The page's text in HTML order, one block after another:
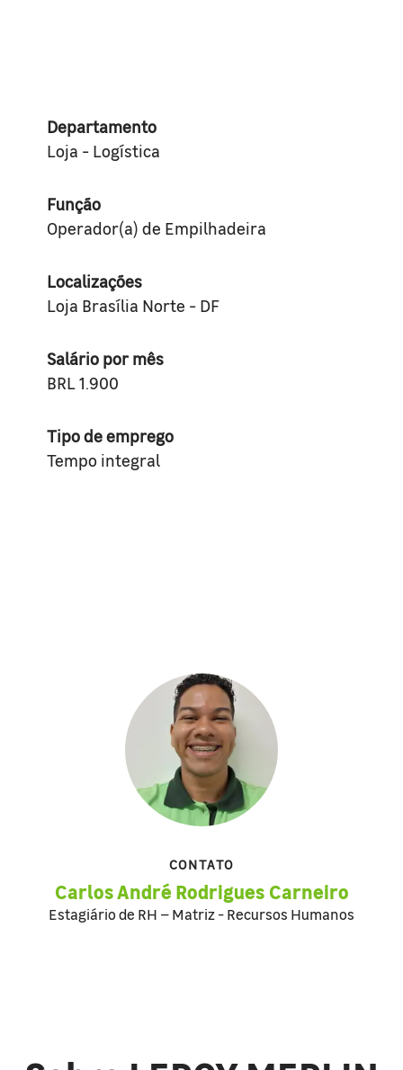
Departamento
Loja - Logística
Função
Operador(a) de Empilhadeira
Localizações
Loja Brasília Norte - DF
Salário por mês
BRL 1.900
Tipo de emprego
Tempo integral
CONTATO
Carlos André Rodrigues Carneiro
Estagiário de RH – Matriz - Recursos Humanos